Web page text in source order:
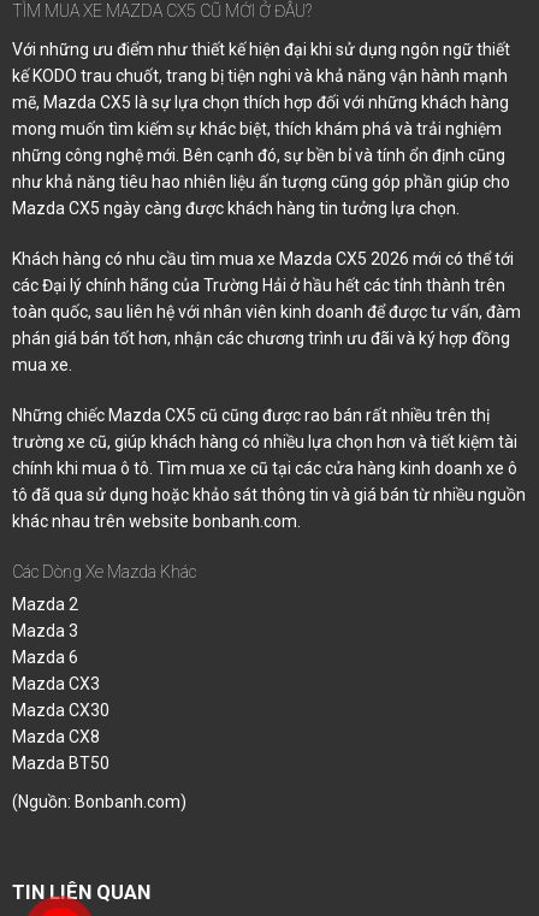
TÌM MUA XE MAZDA CX5 CŨ MỚI Ở ĐÂU?
Với những ưu điểm như thiết kế hiện đại khi sử dụng ngôn ngữ thiết
kế KODO trau chuốt, trang bị tiện nghi và khả năng vận hành mạnh
mẽ, Mazda CX5 là sự lựa chọn thích hợp đối với những khách hàng
mong muốn tìm kiếm sự khác biệt, thích khám phá và trải nghiệm
những công nghệ mới. Bên cạnh đó, sự bền bỉ và tính ổn định cũng
như khả năng tiêu hao nhiên liệu ấn tượng cũng góp phần giúp cho
Mazda CX5 ngày càng được khách hàng tin tưởng lựa chọn.
Khách hàng có nhu cầu tìm mua xe Mazda CX5 2026 mới có thể tới
các Đại lý chính hãng của Trường Hải ở hầu hết các tỉnh thành trên
toàn quốc, sau liên hệ với nhân viên kinh doanh để được tư vấn, đàm
phán giá bán tốt hơn, nhận các chương trình ưu đãi và ký hợp đồng
mua xe.
Những chiếc Mazda CX5 cũ cũng được rao bán rất nhiều trên thị
trường xe cũ, giúp khách hàng có nhiều lựa chọn hơn và tiết kiệm tài
chính khi mua ô tô. Tìm mua xe cũ tại các cửa hàng kinh doanh xe ô
tô đã qua sử dụng hoặc khảo sát thông tin và giá bán từ nhiều nguồn
khác nhau trên website bonbanh.com.
Các Dòng Xe Mazda Khác
Mazda 2
Mazda 3
Mazda 6
Mazda CX3
Mazda CX30
Mazda CX8
Mazda BT50
(Nguồn: Bonbanh.com)
TIN LIÊN QUAN